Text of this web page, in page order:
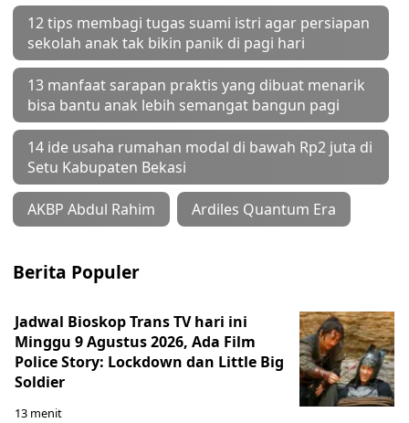
12 tips membagi tugas suami istri agar persiapan
sekolah anak tak bikin panik di pagi hari
13 manfaat sarapan praktis yang dibuat menarik
bisa bantu anak lebih semangat bangun pagi
14 ide usaha rumahan modal di bawah Rp2 juta di
Setu Kabupaten Bekasi
AKBP Abdul Rahim Ardiles Quantum Era
Berita Populer
Jadwal Bioskop Trans TV hari ini
Minggu 9 Agustus 2026, Ada Film
Police Story: Lockdown dan Little Big
Soldier
13 menit